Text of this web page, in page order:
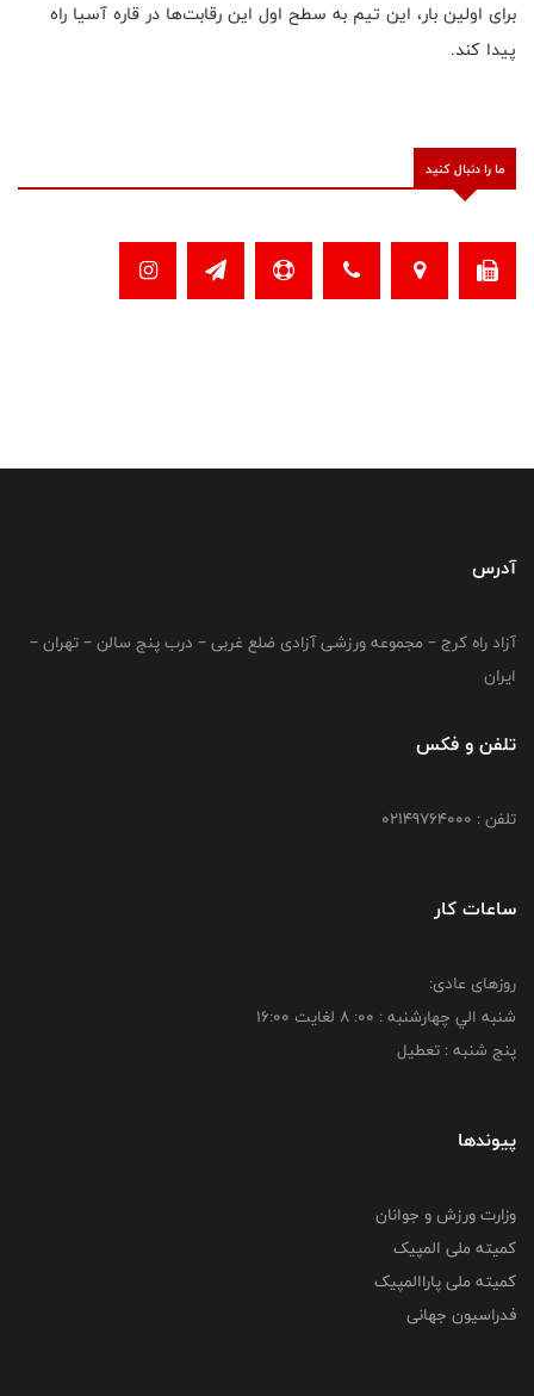
برای اولین بار، این تیم به سطح اول این رقابت‌ها در قاره آسیا راه
پیدا کند.
ما را دنبال کنید
آدرس
آزاد راه کرج – مجموعه ورزشی آزادی ضلع غربی – درب پنج سالن – تهران –
ایران
تلفن و فکس
تلفن : 02149764000
ساعات کار
روزهای عادی:
شنبه الي چهارشنبه : 00: 8 لغايت 16:00
پنج شنبه : تعطیل
پیوندها
وزارت ورزش و جوانان
کمیته ملی المپیک
کمیته ملی پاراالمپیک
فدراسیون جهانی